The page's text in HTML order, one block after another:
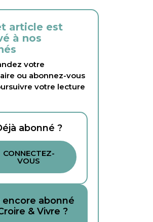
article est
à nos
votre
ou abonnez-vous
votre lecture
abonné ?
CONNECTEZ-
VOUS
encore abonné
& Vivre ?